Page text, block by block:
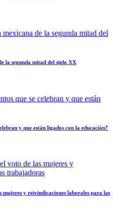
la segunda mitad del siglo XX
y que están ligados con la educación?
y reivindicaciones laborales para las